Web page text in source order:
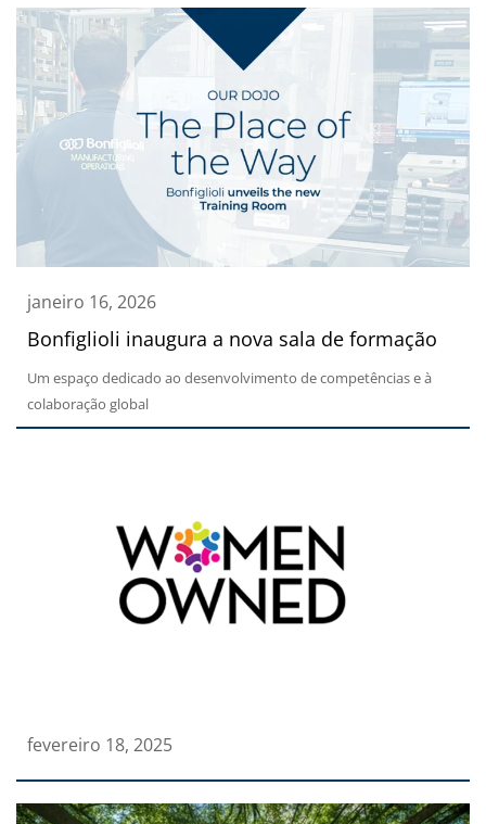
janeiro 16, 2026
Bonfiglioli inaugura a nova sala de formação
Um espaço dedicado ao desenvolvimento de competências e à
colaboração global
fevereiro 18, 2025